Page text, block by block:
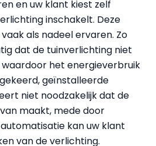
en uw klant kiest zelf
inschakelt. Deze
als nadeel ervaren. Zo
dat de tuinverlichting niet
het energieverbruik
geïnstalleerde
niet noodzakelijk dat de
maakt, mede door
kan uw klant
van de verlichting.